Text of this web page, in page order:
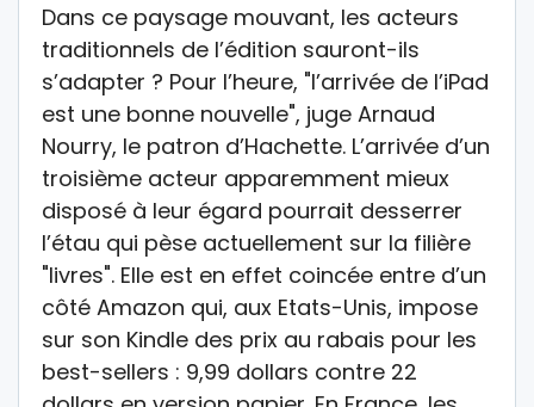
Dans ce paysage mouvant, les acteurs
traditionnels de l’édition sauront-ils
s’adapter ? Pour l’heure, "l’arrivée de l’iPad
est une bonne nouvelle", juge Arnaud
Nourry, le patron d’Hachette. L’arrivée d’un
troisième acteur apparemment mieux
disposé à leur égard pourrait desserrer
l’étau qui pèse actuellement sur la filière
"livres". Elle est en effet coincée entre d’un
côté Amazon qui, aux Etats-Unis, impose
sur son Kindle des prix au rabais pour les
best-sellers : 9,99 dollars contre 22